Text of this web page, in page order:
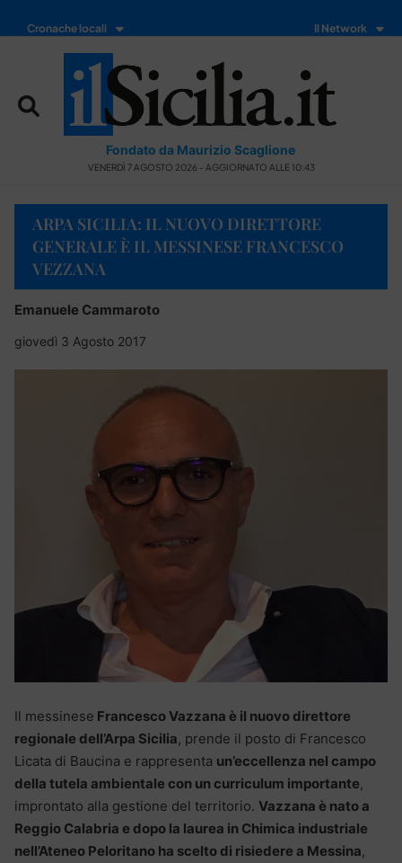
Cronache locali Il Network
Fondato da Maurizio Scaglione
VENERDÌ 7 AGOSTO 2026 - AGGIORNATO ALLE 10:43
ARPA SICILIA: IL NUOVO DIRETTORE
GENERALE È IL MESSINESE FRANCESCO
VEZZANA
Emanuele Cammaroto
giovedì 3 Agosto 2017
Il messinese Francesco Vazzana è il nuovo direttore
regionale dell’Arpa Sicilia, prende il posto di Francesco
Licata di Baucina e rappresenta un’eccellenza nel campo
della tutela ambientale con un curriculum importante,
improntato alla gestione del territorio. Vazzana è nato a
Reggio Calabria e dopo la laurea in Chimica industriale
nell’Ateneo Peloritano ha scelto di risiedere a Messina,